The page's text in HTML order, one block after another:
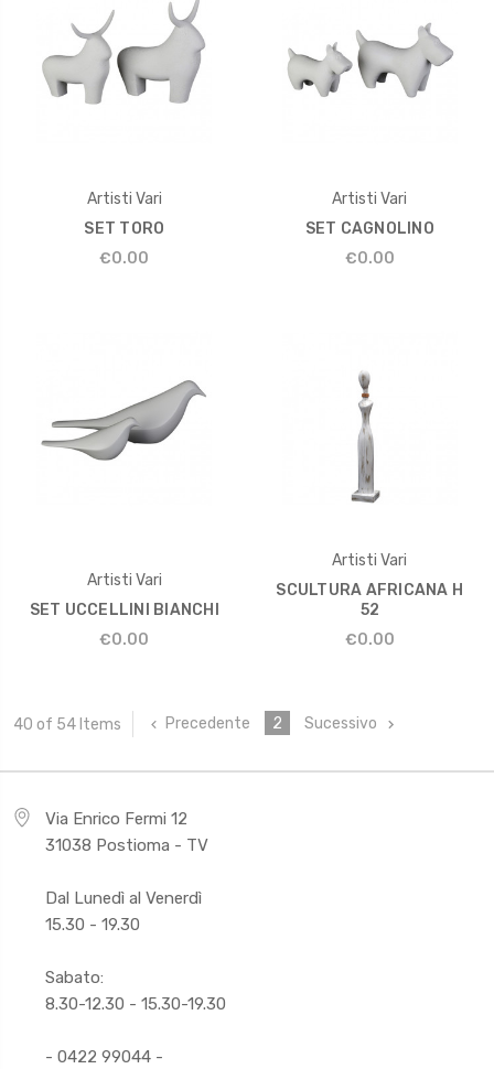
Artisti Vari
SET TORO
€0.00
Artisti Vari
SET CAGNOLINO
€0.00
Artisti Vari
SET UCCELLINI BIANCHI
€0.00
Artisti Vari
SCULTURA AFRICANA H
52
€0.00
40 of 54 Items Precedente 2 Sucessivo
Via Enrico Fermi 12
31038 Postioma - TV
Dal Lunedì al Venerdì
15.30 - 19.30
Sabato:
8.30-12.30 - 15.30-19.30
- 0422 99044 -